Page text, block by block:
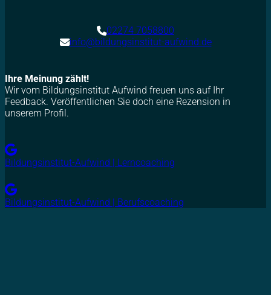
02274 7058800
info@bildungsinstitut-aufwind.de
Ihre Meinung zählt!
Wir vom Bildungsinstitut Aufwind freuen uns auf Ihr
Feedback. Veröffentlichen Sie doch eine Rezension in
unserem Profil.
Bildungsinstitut-Aufwind | Lerncoaching
Bildungsinstitut-Aufwind | Berufscoaching